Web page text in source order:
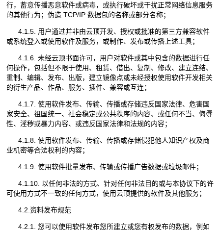
行，蓄意传播恶意软件或病毒，或执行破坏或干扰正常网络信息服务
的其他行为；伪造 TCP/IP 数据包的名称或部分名称；
4.1.5. 用户通过并非由云顶开发、授权或批准的第三方兼容软件
或系统登入或使用软件及服务，或制作、发布或传播上述工具；
4.1.6. 未经云顶书面许可，用户对软件或其中包含的数据进行任
何操作，包括但不限于使用、租赁、借出、复制、修改、建立连结、
重制、编辑、发布、出版，建立镜像点或未经授权使用软件开发相关
的衍生产品、作品、服务、插件、兼容或互连；
4.1.7. 使用软件发布、传输、传播或存储违反国家法律、危害国
家安全、祖国统一、社会稳定或公共秩序的内容、或任何不当、侮辱
性、淫秽或暴力内容、或违反国家法律和法规的内容；
4.1.8. 使用软件发布、传输、传播或存储侵犯他人知识产权及商
业机密等合法权利的内容；
4.1.9. 使用软件批量发布、传输或传播广告数据或垃圾邮件；
4.1.10. 以任何非法的方式、针对任何非法目的或与本协议下的许
可使用方式不一致的任何方式，使用云顶提供的软件及其他服务；
4.2.资料发布规范
4.2.1. 您可以使用软件发布您所建立或您有权发布的数据，例如